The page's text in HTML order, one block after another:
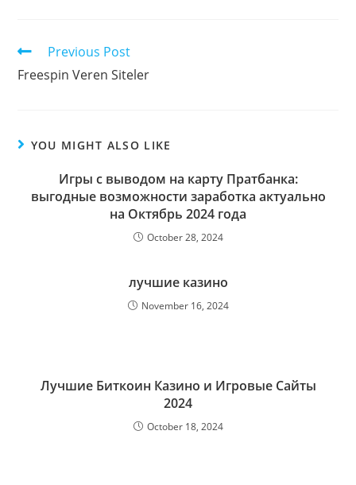
Previous Post
Freespin Veren Siteler
YOU MIGHT ALSO LIKE
Игры с выводом на карту Пратбанка:
выгодные возможности заработка актуально
на Октябрь 2024 года
October 28, 2024
лучшие казино
November 16, 2024
Лучшие Биткоин Казино и Игровые Сайты
2024
October 18, 2024